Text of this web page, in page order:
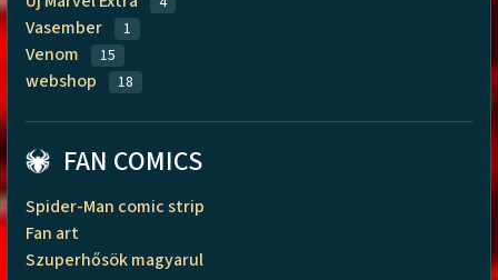
Vasember 1
Venom 15
webshop 18
FAN COMICS
Spider-Man comic strip
Fan art
Szuperhősök magyarul